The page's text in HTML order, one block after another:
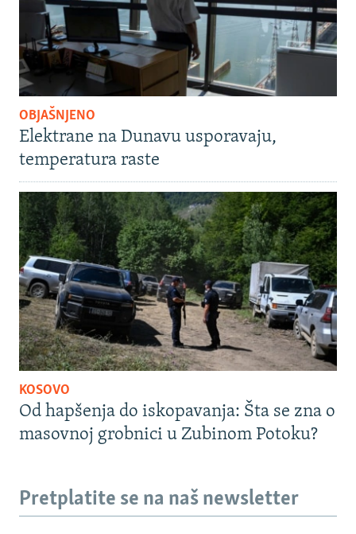
OBJAŠNJENO
Elektrane na Dunavu usporavaju,
temperatura raste
KOSOVO
Od hapšenja do iskopavanja: Šta se zna o
masovnoj grobnici u Zubinom Potoku?
Pretplatite se na naš newsletter